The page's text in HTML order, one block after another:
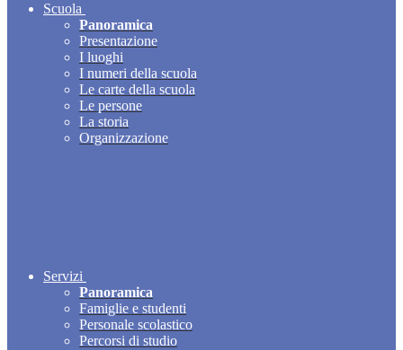
Scuola
Panoramica
Presentazione
I luoghi
I numeri della scuola
Le carte della scuola
Le persone
La storia
Organizzazione
Servizi
Panoramica
Famiglie e studenti
Personale scolastico
Percorsi di studio